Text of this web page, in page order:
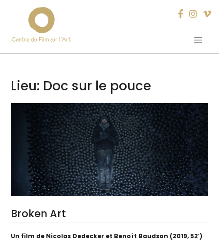
Centre du Film sur l’Art
Lieu: Doc sur le pouce
Broken Art
Un film de Nicolas Dedecker et Benoît Baudson (2019, 52′)